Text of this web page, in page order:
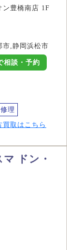
ン豊橋南店 1F
市,静岡浜松市
相談・予約
理
買取はこちら
ドン・